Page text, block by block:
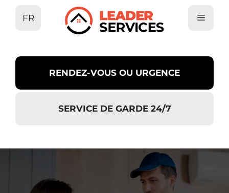
FR
RENDEZ-VOUS OU URGENCE
SERVICE DE GARDE 24/7